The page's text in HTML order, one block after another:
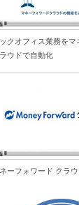
クオフィス業務をマ
ウドで自動化
ーフォワード クラ